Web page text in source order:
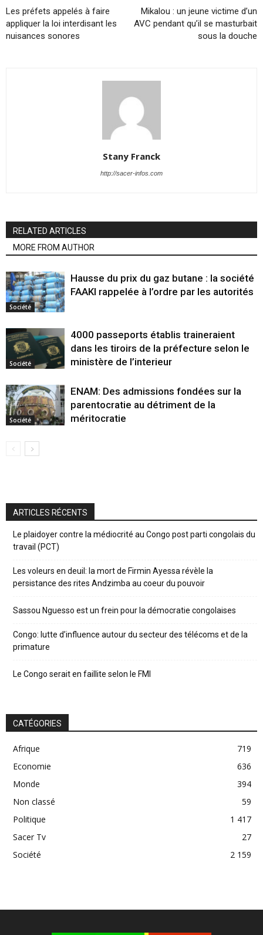
Les préfets appelés à faire
appliquer la loi interdisant les
nuisances sonores
Mikalou : un jeune victime d’un
AVC pendant qu’il se masturbait
sous la douche
Stany Franck
http://sacer-infos.com
RELATED ARTICLES
MORE FROM AUTHOR
Société
Hausse du prix du gaz butane : la société
FAAKI rappelée à l’ordre par les autorités
Société
4000 passeports établis traineraient
dans les tiroirs de la préfecture selon le
ministère de l’interieur
Société
ENAM: Des admissions fondées sur la
parentocratie au détriment de la
méritocratie
ARTICLES RÉCENTS
Le plaidoyer contre la médiocrité au Congo post parti congolais du
travail (PCT)
Les voleurs en deuil: la mort de Firmin Ayessa révèle la
persistance des rites Andzimba au coeur du pouvoir
Sassou Nguesso est un frein pour la démocratie congolaises
Congo: lutte d’influence autour du secteur des télécoms et de la
primature
Le Congo serait en faillite selon le FMI
CATÉGORIES
Afrique
719
Economie
636
Monde
394
Non classé
59
Politique
1 417
Sacer Tv
27
Société
2 159